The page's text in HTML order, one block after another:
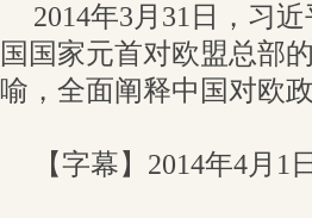
2014年3月31日，习
国国家元首对欧盟总部
喻，全面阐释中国对欧政
【字幕】2014年4月